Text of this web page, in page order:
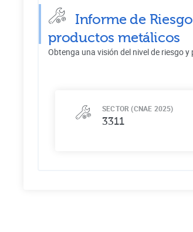
Informe de
productos metálicos
Obtenga una visión del nivel de riesgo
SECTOR (CNAE 2025)
3311